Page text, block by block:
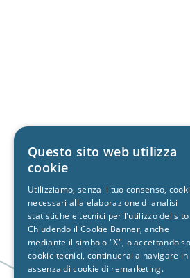
V.le
Vicenza
Questo sito web utilizza
cookie
Utilizziamo, senza il tuo consenso,
necessari alla elaborazione di analisi
statistiche e tecnici per l'utilizzo del
Chiudendo il Cookie Banner, anche
mediante il simbolo "X", o accettando
cookie tecnici, continuerai a navigare in
assenza di cookie di remarketing.